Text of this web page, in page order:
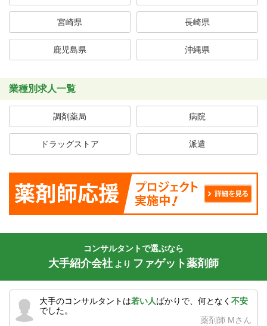
宮崎県 長崎県
鹿児島県 沖縄県
業種別求人一覧
調剤薬局 病院
ドラッグストア 派遣
コンサルタントで選ぶなら
大手紹介会社 より ファゲット薬剤師
大手のコンサルタントは若い人ばかりで、何となく 不安
でした。
薬剤師 Mさん